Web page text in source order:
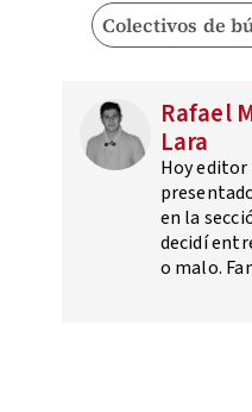
Colectivos de
Rafael
Lara
Hoy
en la
decidí
o malo.